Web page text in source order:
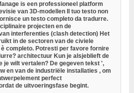
is een professioneel platform
van 3D-modellen
Il tuo testo non
un testo completo da tradurre.
projecten en de
interferenties (clash detection) Het
in de sectoren van de civiele
è completo. Potresti per favore fornire
architectuur Kun je alsjeblieft de
je wilt vertalen? De gegeven tekst ',
en van de industriële installaties , om
perfect
de uitvoeringsfase begint.